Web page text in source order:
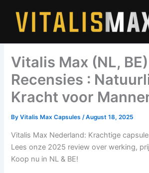
content
Vitalis Max (NL, BE)
Recensies :
Kracht voor
ByVitalis Max Capsules/August 18, 2025
Vitalis Max Nederland: Krachtige
Lees onze 2025 review over werking,
Koop nu in NL & BE!